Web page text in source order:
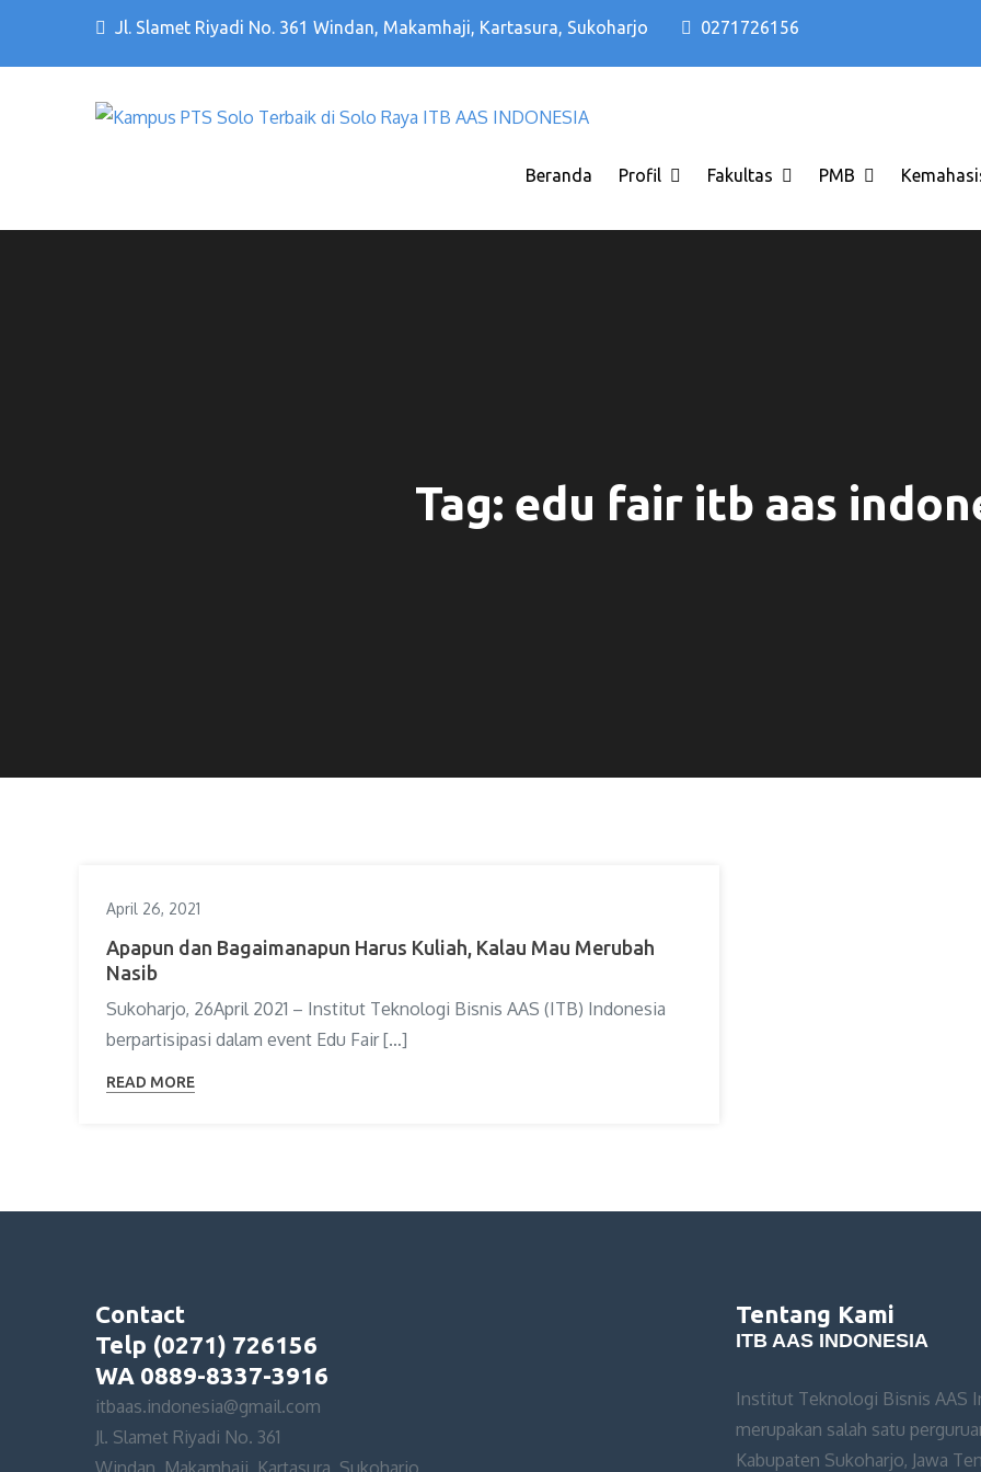
Jl. Slamet Riyadi No. 361 Windan, Makamhaji, Kartasura, Sukoharjo 0271726156
INDONESIA
Beranda Profil Fakultas PMB
Tag: edu fair itb aas
April 26, 2021
Apapun dan Bagaimanapun Harus Kuliah, Kalau Mau Merubah
Nasib
Sukoharjo, 26April 2021 – Institut Teknologi Bisnis AAS (ITB) Indonesia
berpartisipasi dalam event Edu Fair […]
READ MORE
Contact
Telp (0271) 726156
WA 0889-8337-3916
itbaas.indonesia@gmail.com
Jl. Slamet Riyadi No. 361
Windan, Makamhaji, Kartasura, Sukoharjo
Tentang Kami
ITB AAS INDONESIA
Institut Teknologi Bisnis AAS
merupakan salah satu
Kabupaten Sukoharjo, Jawa